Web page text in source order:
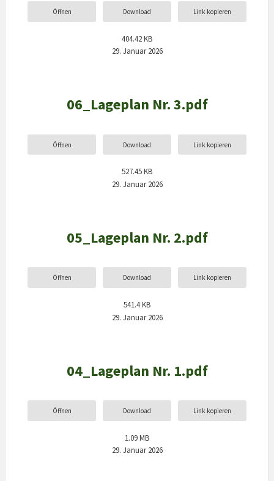
Öffnen Download Link kopieren
404.42 KB
29. Januar 2026
06_Lageplan Nr. 3.pdf
Öffnen Download Link kopieren
527.45 KB
29. Januar 2026
05_Lageplan Nr. 2.pdf
Öffnen Download Link kopieren
541.4 KB
29. Januar 2026
04_Lageplan Nr. 1.pdf
Öffnen Download Link kopieren
1.09 MB
29. Januar 2026